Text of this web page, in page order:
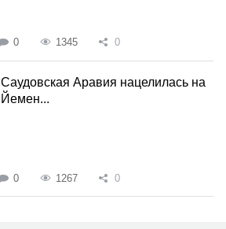
0 1345 0
Саудовская Аравия нацелилась на
Йемен...
0 1267 0